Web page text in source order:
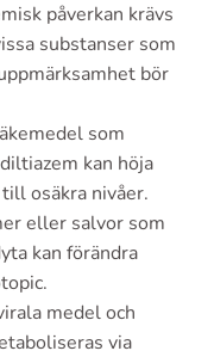
påverkan krävs
substanser som
bör
som
kan höja
osäkra nivåer.
eller salvor som
kan förändra
medel och
via